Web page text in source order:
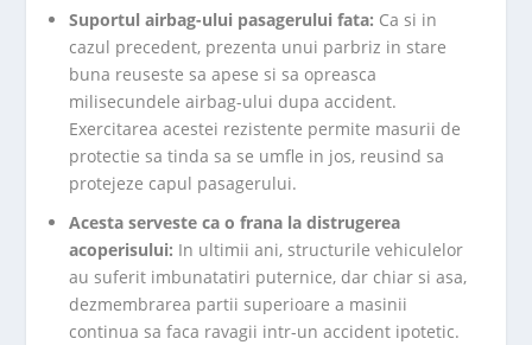
Suportul airbag-ului pasagerului fata: Ca si in
cazul precedent, prezenta unui parbriz in stare
buna reuseste sa apese si sa opreasca
milisecundele airbag-ului dupa accident.
Exercitarea acestei rezistente permite masurii de
protectie sa tinda sa se umfle in jos, reusind sa
protejeze capul pasagerului.
Acesta serveste ca o frana la distrugerea
acoperisului: In ultimii ani, structurile vehiculelor
au suferit imbunatatiri puternice, dar chiar si asa,
dezmembrarea partii superioare a masinii
continua sa faca ravagii intr-un accident ipotetic.